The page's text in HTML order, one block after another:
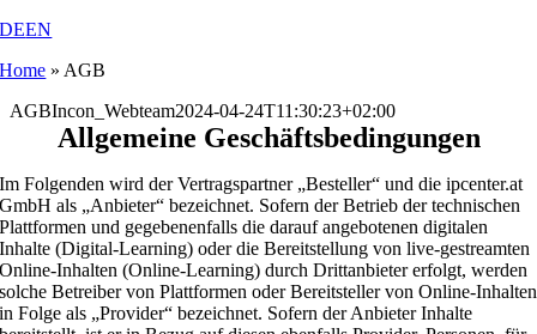
DEEN
Home » AGB
AGBIncon_Webteam2024-04-24T11:30:23+02:00
Allgemeine Geschäftsbedingungen
Im Folgenden wird der Vertragspartner „Besteller“ und die ipcenter.at
GmbH als „Anbieter“ bezeichnet. Sofern der Betrieb der technischen
Plattformen und gegebenenfalls die darauf angebotenen digitalen
Inhalte (Digital-Learning) oder die Bereitstellung von live-gestreamten
Online-Inhalten (Online-Learning) durch Drittanbieter erfolgt, werden
solche Betreiber von Plattformen oder Bereitsteller von Online-Inhalten
in Folge als „Provider“ bezeichnet. Sofern der Anbieter Inhalte